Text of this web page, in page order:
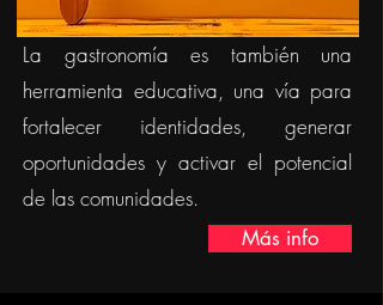
La gastronomía es también una
herramienta educativa, una vía para
fortalecer identidades, generar
oportunidades y activar el potencial
de las comunidades.
Más info